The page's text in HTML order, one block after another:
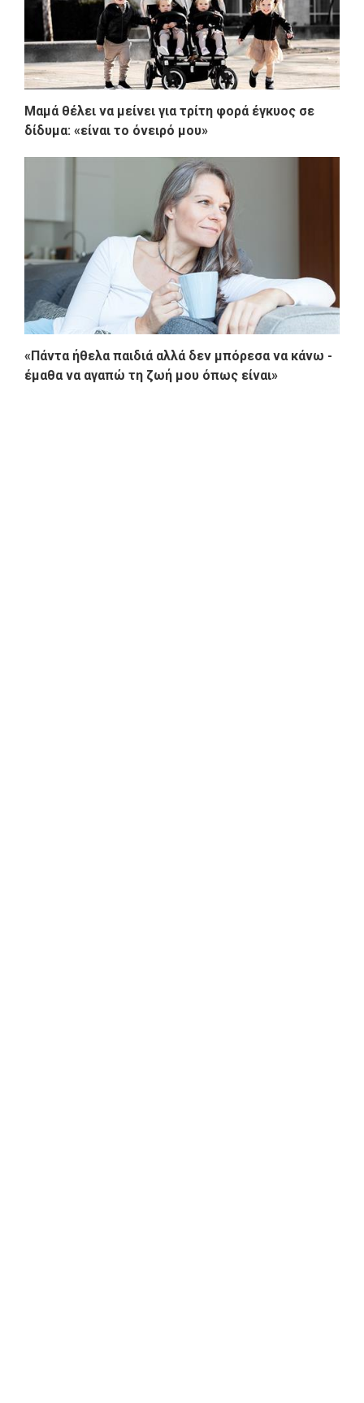
Μαμά θέλει να μείνει για τρίτη φορά έγκυος σε
δίδυμα: «είναι το όνειρό μου»
«Πάντα ήθελα παιδιά αλλά δεν μπόρεσα να κάνω -
έμαθα να αγαπώ τη ζωή μου όπως είναι»